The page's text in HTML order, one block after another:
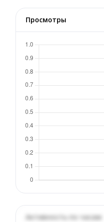
Просмотры
Активность по часам